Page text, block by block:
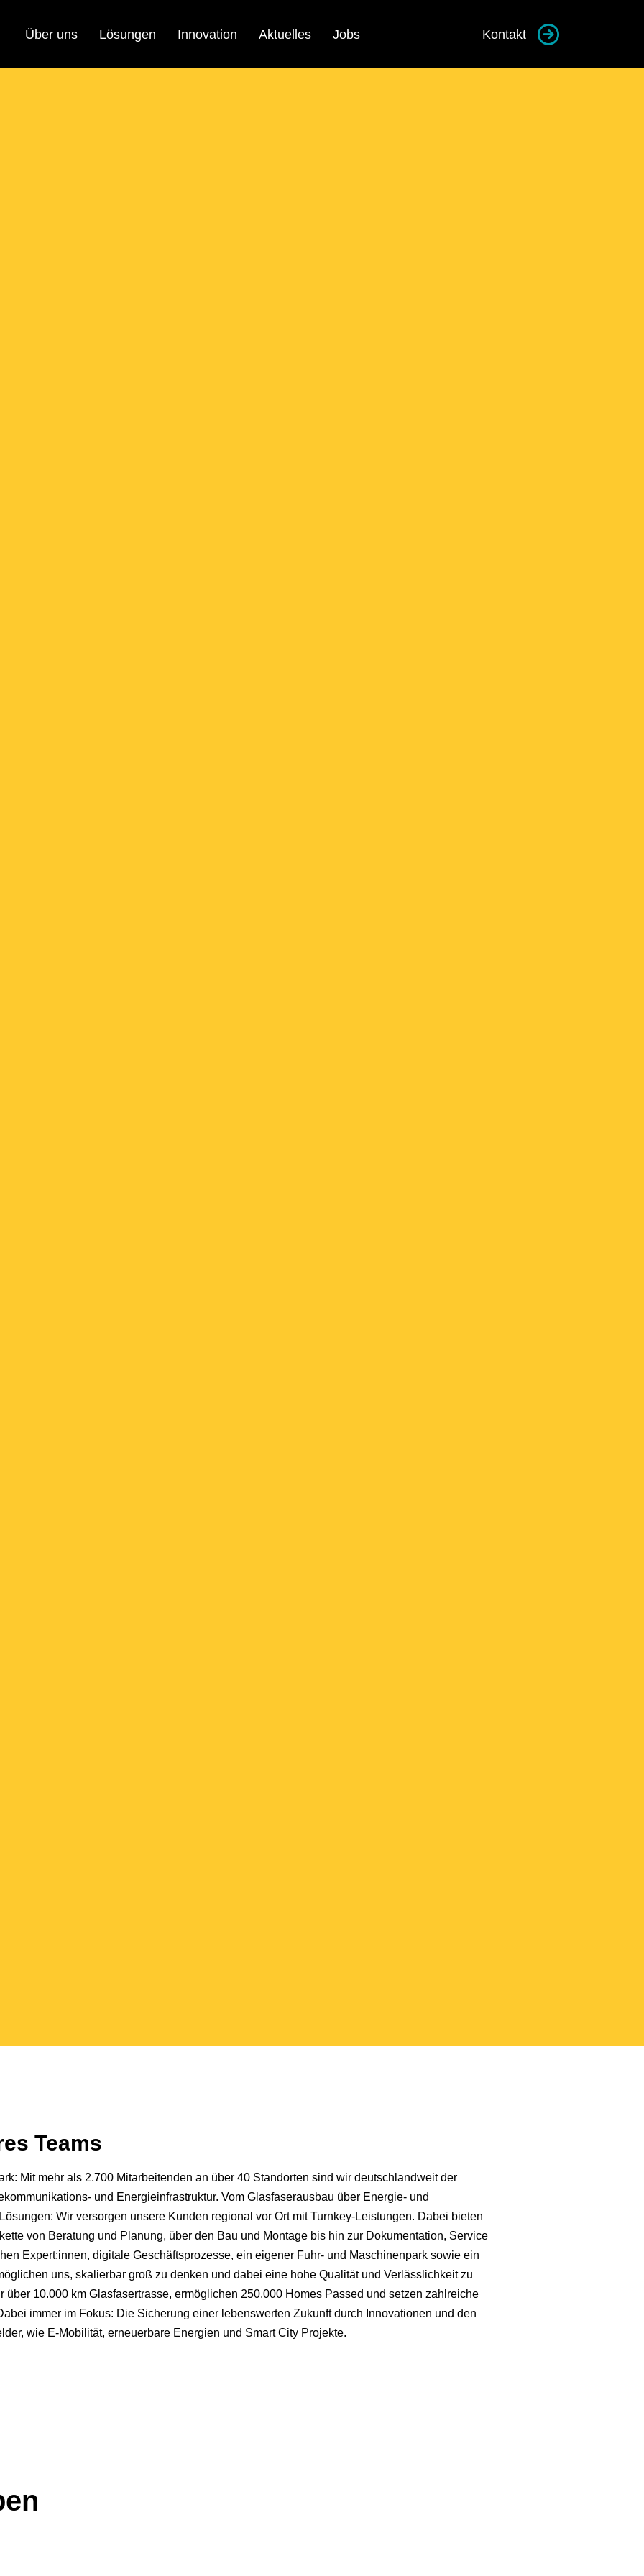
Über uns Lösungen Innovation Aktuelles Jobs Kontakt
Teams
Mit mehr als 2.700 Mitarbeitenden an über 40 Standorten sind wir deutschlandweit der
und Energieinfrastruktur. Vom Glasfaserausbau über Energie- und
Wir versorgen unsere Kunden regional vor Ort mit Turnkey-Leistungen. Dabei bieten
von Beratung und Planung, über den Bau und Montage bis hin zur Dokumentation, Service
Expert:innen, digitale Geschäftsprozesse, ein eigener Fuhr- und Maschinenpark sowie ein
uns, skalierbar groß zu denken und dabei eine hohe Qualität und Verlässlichkeit zu
über 10.000 km Glasfasertrasse, ermöglichen 250.000 Homes Passed und setzen zahlreiche
immer im Fokus: Die Sicherung einer lebenswerten Zukunft durch Innovationen und den
wie E-Mobilität, erneuerbare Energien und Smart City Projekte.